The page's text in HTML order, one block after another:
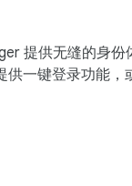
提供无缝的身份
供一键登录功能，